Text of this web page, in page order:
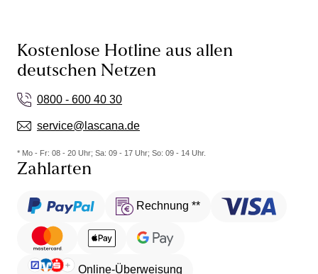
Kostenlose Hotline aus allen
deutschen Netzen
0800 - 600 40 30
service@lascana.de
* Mo - Fr: 08 - 20 Uhr; Sa: 09 - 17 Uhr; So: 09 - 14 Uhr.
Zahlarten
Rechnung **
Online-Überweisung